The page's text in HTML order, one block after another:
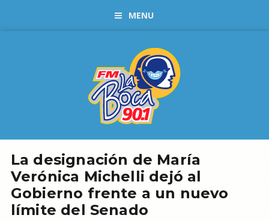
MENU
La designación de María
Verónica Michelli dejó al
Gobierno frente a un nuevo
límite del Senado